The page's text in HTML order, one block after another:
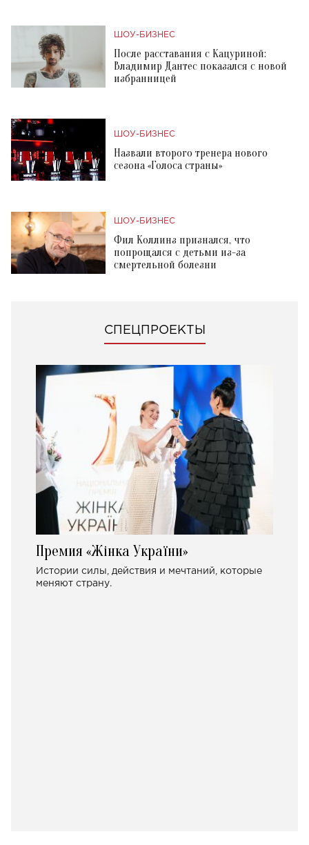
ШОУ-БИЗНЕС
После расставания с Кацуриной:
Владимир Дантес показался с новой
избранницей
ШОУ-БИЗНЕС
Назвали второго тренера нового
сезона «Голоса страны»
ШОУ-БИЗНЕС
Фил Коллинз признался, что
попрощался с детьми из-за
смертельной болезни
СПЕЦПРОЕКТЫ
Премия «Жінка України»
Истории силы, действия и мечтаний, которые
меняют страну.